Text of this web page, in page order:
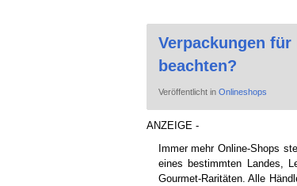
Verpackungen
beachten?
Veröffentlicht in Onlineshops
ANZEIGE -
Immer mehr Online-Shops
eines bestimmten Landes,
Gourmet-Raritäten. Alle